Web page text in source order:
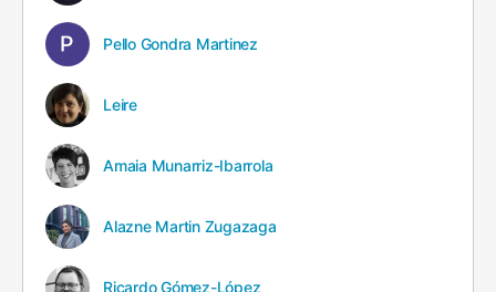
Pello Gondra Martinez
Leire
Amaia Munarriz-Ibarrola
Alazne Martin Zugazaga
Ricardo Gómez-López